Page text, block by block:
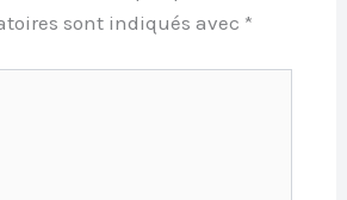
sont indiqués avec *